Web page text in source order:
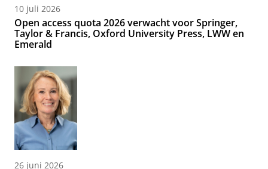
10 juli 2026
Open access quota 2026 verwacht voor Springer,
Taylor & Francis, Oxford University Press, LWW en
Emerald
26 juni 2026